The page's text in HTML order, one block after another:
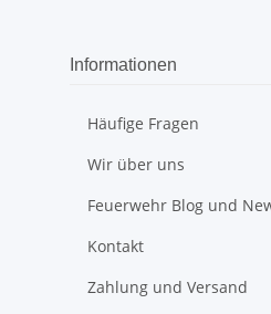
Informationen
Häufige Fragen
Wir über uns
Feuerwehr Blog und
Kontakt
Zahlung und Versand